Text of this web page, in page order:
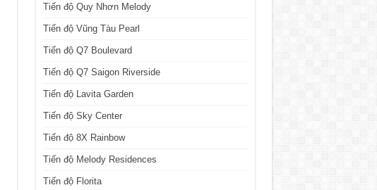
Tiến độ Quy Nhơn Melody
Tiến độ Vũng Tàu Pearl
Tiến độ Q7 Boulevard
Tiến độ Q7 Saigon Riverside
Tiến độ Lavita Garden
Tiến độ Sky Center
Tiến độ 8X Rainbow
Tiến độ Melody Residences
Tiến độ Florita